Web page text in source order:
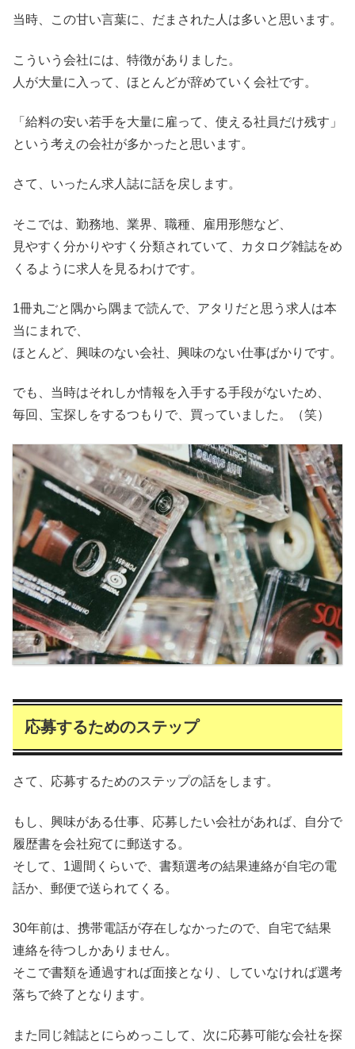
当時、この甘い言葉に、だまされた人は多いと思います。
こういう会社には、特徴がありました。
人が大量に入って、ほとんどが辞めていく会社です。
「給料の安い若手を大量に雇って、使える社員だけ残す」
という考えの会社が多かったと思います。
さて、いったん求人誌に話を戻します。
そこでは、勤務地、業界、職種、雇用形態など、
見やすく分かりやすく分類されていて、カタログ雑誌をめ
くるように求人を見るわけです。
1冊丸ごと隅から隅まで読んで、アタリだと思う求人は本
当にまれで、
ほとんど、興味のない会社、興味のない仕事ばかりです。
でも、当時はそれしか情報を入手する手段がないため、
毎回、宝探しをするつもりで、買っていました。（笑）
応募するためのステップ
さて、応募するためのステップの話をします。
もし、興味がある仕事、応募したい会社があれば、自分で
履歴書を会社宛てに郵送する。
そして、1週間くらいで、書類選考の結果連絡が自宅の電
話か、郵便で送られてくる。
30年前は、携帯電話が存在しなかったので、自宅で結果
連絡を待つしかありません。
そこで書類を通過すれば面接となり、していなければ選考
落ちで終了となります。
また同じ雑誌とにらめっこして、次に応募可能な会社を探